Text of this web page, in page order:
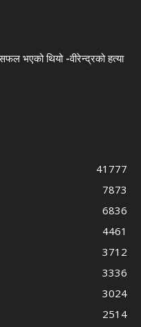
भएको थियो -वीरेन्द्रको हत्या
41777
7873
6836
4461
3712
3336
3024
2514